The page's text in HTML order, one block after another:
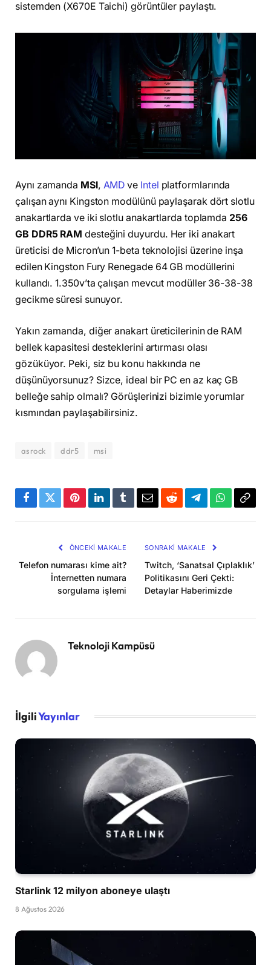
sistemden (X670E Taichi) görüntüler paylaştı.
Aynı zamanda MSI, AMD ve Intel platformlarında
çalışan aynı Kingston modülünü paylaşarak dört slotlu
anakartlarda ve iki slotlu anakartlarda toplamda 256
GB DDR5 RAM desteğini duyurdu. Her iki anakart
üreticisi de Micron’un 1-beta teknolojisi üzerine inşa
edilen Kingston Fury Renegade 64 GB modüllerini
kullandı. 1.350v’ta çalışan mevcut modüller 36-38-38
gecikme süresi sunuyor.
Yakın zamanda, diğer anakart üreticilerinin de RAM
bellek kapasitesi desteklerini artırması olası
gözüküyor. Peki, siz bu konu hakkında ne
düşünüyorsunuz? Sizce, ideal bir PC en az kaç GB
belleğe sahip olmalı? Görüşlerinizi bizimle yorumlar
kısmından paylaşabilirsiniz.
asrock ddr5 msi
Facebook
TwitterPinterestLinkedInTumblrEmailRedditTelegramWhatsApp
ÖNCEKI MAKALE
Telefon numarası kime ait?
İnternetten numara
sorgulama işlemi
SONRAKI MAKALE
Twitch, ‘Sanatsal Çıplaklık’
Politikasını Geri Çekti:
Detaylar Haberimizde
Teknoloji Kampüsü
İlgiliYayınlar
Starlink 12 milyon aboneye ulaştı
8 Ağustos 2026